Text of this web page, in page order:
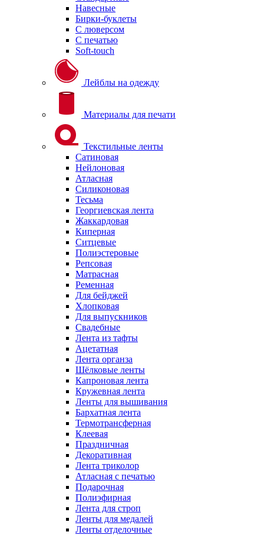
Навесные
Бирки-буклеты
С люверсом
С печатью
Soft-touch
Лейблы на одежду
Материалы для печати
Текстильные ленты
Сатиновая
Нейлоновая
Атласная
Силиконовая
Тесьма
Георгиевская лента
Жаккардовая
Киперная
Ситцевые
Полиэстеровые
Репсовая
Матрасная
Ременная
Для бейджей
Хлопковая
Для выпускников
Свадебные
Лента из тафты
Ацетатная
Лента органза
Шёлковые ленты
Капроновая лента
Кружевная лента
Ленты для вышивания
Бархатная лента
Термотрансферная
Клеевая
Праздничная
Декоративная
Лента триколор
Атласная с печатью
Подарочная
Полиэфирная
Лента для строп
Ленты для медалей
Ленты отделочные